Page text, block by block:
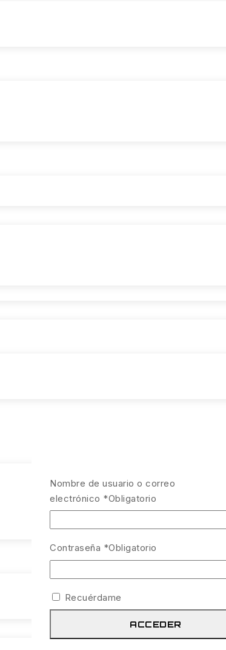
Nombre de usuario o correo
electrónico *Obligatorio
Contraseña *Obligatorio
Recuérdame
ACCEDER